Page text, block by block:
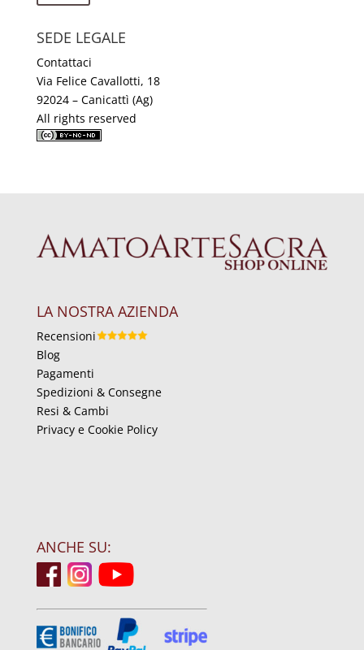
SEDE LEGALE
Contattaci
Via Felice Cavallotti, 18
92024 – Canicattì (Ag)
All rights reserved
LA NOSTRA AZIENDA
Recensioni
Blog
Pagamenti
Spedizioni & Consegne
Resi & Cambi
Privacy e Cookie Policy
ANCHE SU: